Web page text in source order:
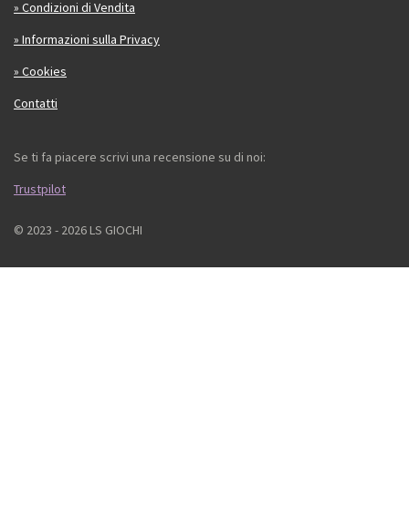
» Condizioni di Vendita
» Informazioni sulla Privacy
» Cookies
Contatti
Se ti fa piacere scrivi una recensione su di noi:
Trustpilot
© 2023 - 2026 LS GIOCHI